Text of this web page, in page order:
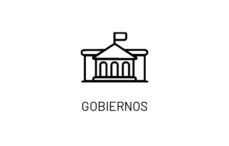
GOBIERNOS